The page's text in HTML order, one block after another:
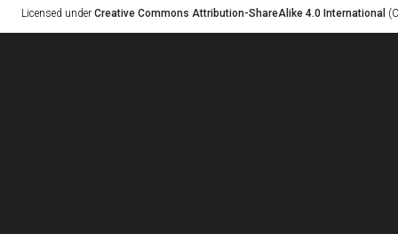
Licensed under Creative Commons Attribution-ShareAlike 4.0 International